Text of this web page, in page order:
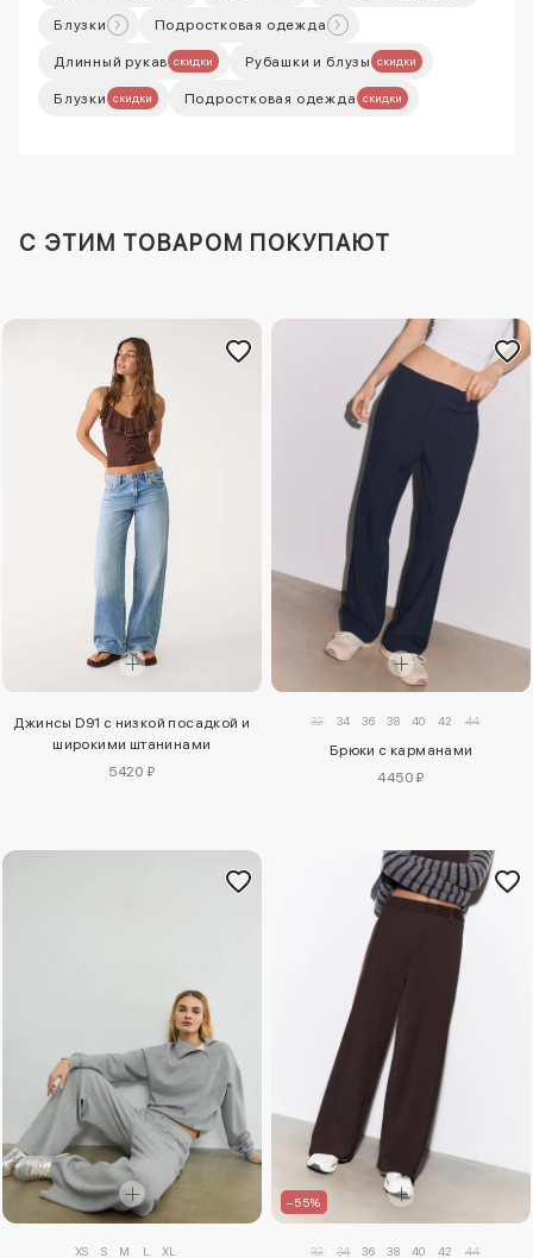
Блузки Подростковая одежда
Длинный рукав скидки Рубашки и блузы скидки
Блузки скидки Подростковая одежда скидки
C ЭТИМ ТОВАРОМ ПОКУПАЮТ
Джинсы D91 с низкой посадкой и
широкими штанинами
5420 ₽
32 34 36 38 40 42 44
Брюки с карманами
4450 ₽
XS S M L XL
–55%
32 34 36 38 40 42 44